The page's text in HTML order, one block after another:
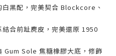
白黑配，完美契合 Blockcore、
結合前趾麂皮，完美還原 1950
Gum Sole 焦糖橡膠大底，修飾